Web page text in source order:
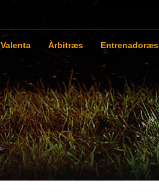
Valenta Àrbitræs Entrenadoræs